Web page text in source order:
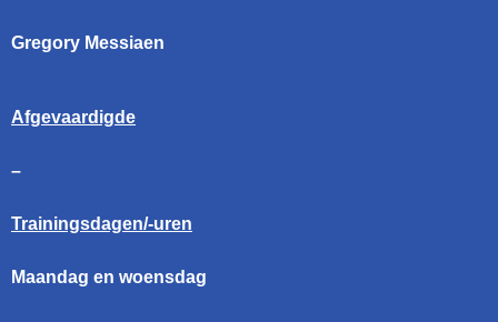
Gregory Messiaen
Afgevaardigde
–
Trainingsdagen/-uren
Maandag en woensdag